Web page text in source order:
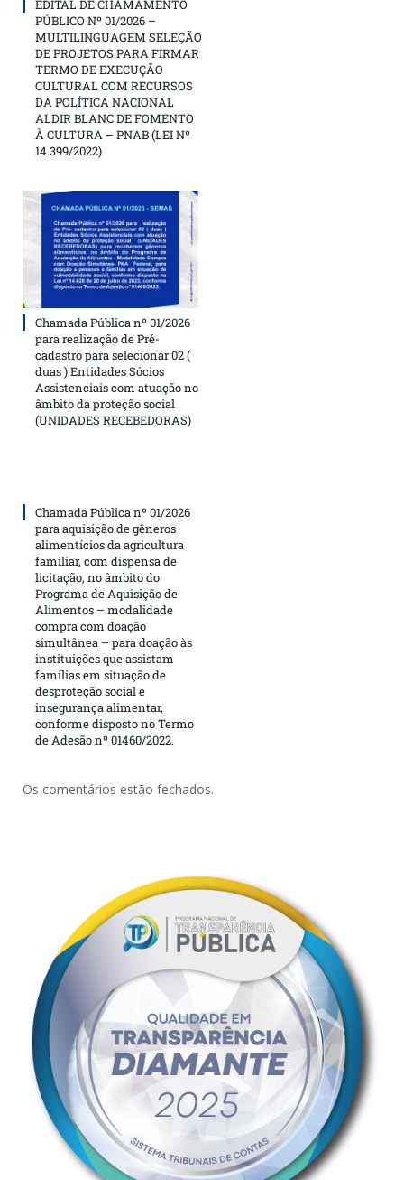
EDITAL DE CHAMAMENTO
PÚBLICO Nº 01/2026 –
MULTILINGUAGEM SELEÇÃO
DE PROJETOS PARA FIRMAR
TERMO DE EXECUÇÃO
CULTURAL COM RECURSOS
DA POLÍTICA NACIONAL
ALDIR BLANC DE FOMENTO
À CULTURA – PNAB (LEI Nº
14.399/2022)
Chamada Pública nº 01/2026
para realização de Pré-
cadastro para selecionar 02 (
duas ) Entidades Sócios
Assistenciais com atuação no
âmbito da proteção social
(UNIDADES RECEBEDORAS)
Chamada Pública nº 01/2026
para aquisição de gêneros
alimentícios da agricultura
familiar, com dispensa de
licitação, no âmbito do
Programa de Aquisição de
Alimentos – modalidade
compra com doação
simultânea – para doação às
instituições que assistam
famílias em situação de
desproteção social e
insegurança alimentar,
conforme disposto no Termo
de Adesão nº 01460/2022.
Os comentários estão fechados.